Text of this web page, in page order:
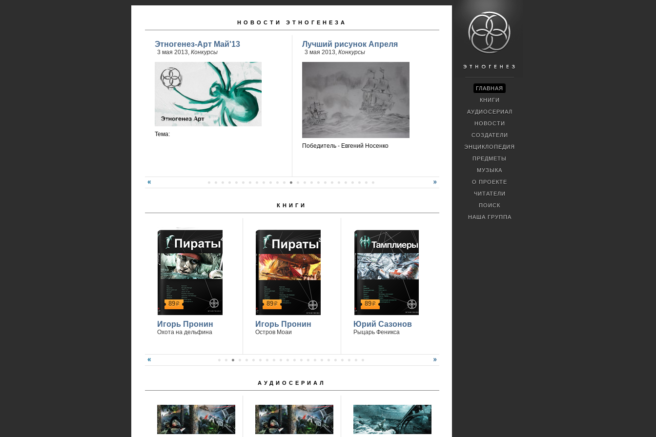
НОВОСТИ ЭТНОГЕНЕЗА
Этногенез-Арт Май'13
3 мая 2013, Конкурсы
Тема:
Лучший рисунок Апреля
3 мая 2013, Конкурсы
Победитель - Евгений Носенко
КНИГИ
89р
Игорь Пронин
Охота на дельфина
89р
Игорь Пронин
Остров Моаи
89р
Юрий Сазонов
Рыцарь Феникса
АУДИОСЕРИАЛ
ГЛАВНАЯ
КНИГИ
АУДИОСЕРИАЛ
НОВОСТИ
СОЗДАТЕЛИ
ЭНЦИКЛОПЕДИЯ
ПРЕДМЕТЫ
МУЗЫКА
О ПРОЕКТЕ
ЧИТАТЕЛИ
ПОИСК
НАША ГРУППА